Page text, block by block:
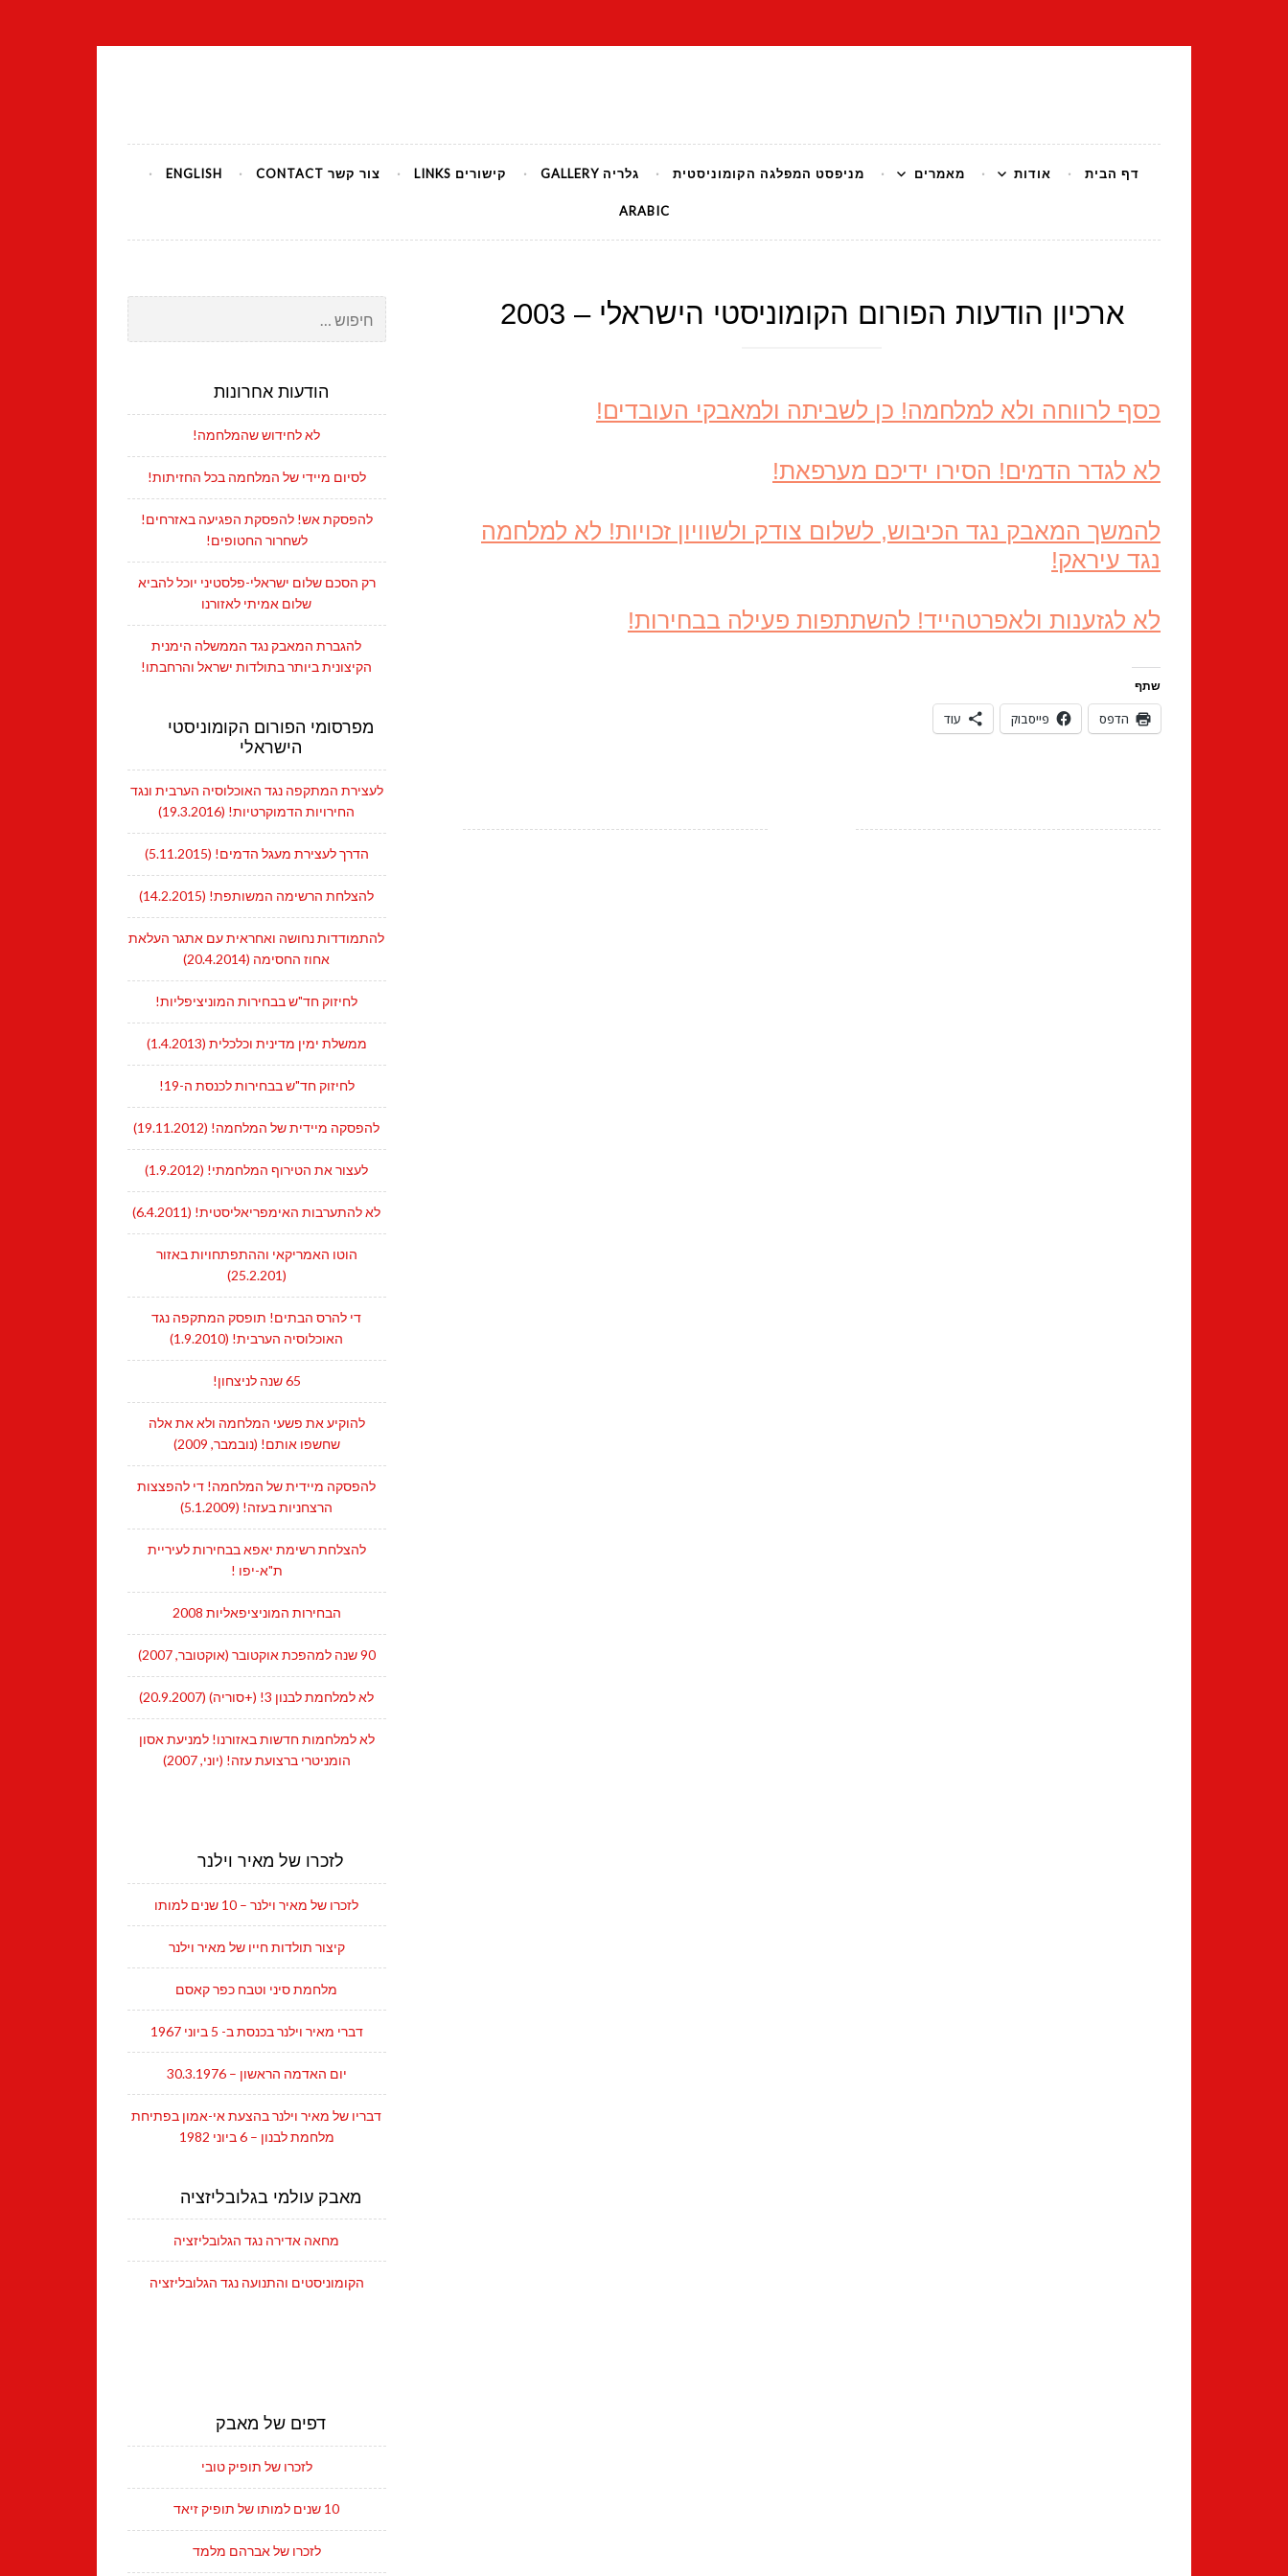
הפורום הקומוניסטי הישראלי
דף הבית אודות מאמרים מניפסט המפלגה הקומוניסטית גלריה GALLERY קישורים LINKS צור קשר CONTACT ENGLISH
ARABIC
ארכיון הודעות הפורום הקומוניסטי הישראלי – 2003
כסף לרווחה ולא למלחמה! כן לשביתה ולמאבקי העובדים!
לא לגדר הדמים! הסירו ידיכם מערפאת!
להמשך המאבק נגד הכיבוש, לשלום צודק ולשוויון זכויות! לא למלחמה
נגד עיראק!
לא לגזענות ולאפרטהייד! להשתתפות פעילה בבחירות!
שתף
הדפס פייסבוק עוד
הודעות אחרונות
לא לחידוש שהמלחמה!
לסיום מיידי של המלחמה בכל החזיתות!
להפסקת אש! להפסקת הפגיעה באזרחים!
לשחרור החטופים!
רק הסכם שלום ישראלי-פלסטיני יוכל להביא
שלום אמיתי לאזורנו
להגברת המאבק נגד הממשלה הימנית
הקיצונית ביותר בתולדות ישראל והרחבתו!
מפרסומי הפורום הקומוניסטי
הישראלי
לעצירת המתקפה נגד האוכלוסיה הערבית ונגד
החירויות הדמוקרטיות! (19.3.2016)
הדרך לעצירת מעגל הדמים! (5.11.2015)
להצלחת הרשימה המשותפת! (14.2.2015)
להתמודדות נחושה ואחראית עם אתגר העלאת
אחוז החסימה (20.4.2014)
לחיזוק חד"ש בבחירות המוניציפליות!
ממשלת ימין מדינית וכלכלית (1.4.2013)
לחיזוק חד"ש בבחירות לכנסת ה-19!
להפסקה מיידית של המלחמה! (19.11.2012)
לעצור את הטירוף המלחמתי! (1.9.2012)
לא להתערבות האימפריאליסטית! (6.4.2011)
הוטו האמריקאי וההתפתחויות באזור
(25.2.201)
די להרס הבתים! תופסק המתקפה נגד
האוכלוסיה הערבית! (1.9.2010)
65 שנה לניצחון!
להוקיע את פשעי המלחמה ולא את אלה
שחשפו אותם! (נובמבר, 2009)
להפסקה מיידית של המלחמה! די להפצצות
הרצחניות בעזה! (5.1.2009)
להצלחת רשימת יאפא בבחירות לעיריית
ת"א-יפו !
הבחירות המוניציפאליות 2008
90 שנה למהפכת אוקטובר (אוקטובר, 2007)
לא למלחמת לבנון 3! (+סוריה) (20.9.2007)
לא למלחמות חדשות באזורנו! למניעת אסון
הומניטרי ברצועת עזה! (יוני, 2007)
לזכרו של מאיר וילנר
לזכרו של מאיר וילנר – 10 שנים למותו
קיצור תולדות חייו של מאיר וילנר
מלחמת סיני וטבח כפר קאסם
דברי מאיר וילנר בכנסת ב- 5 ביוני 1967
יום האדמה הראשון – 30.3.1976
דבריו של מאיר וילנר בהצעת אי-אמון בפתיחת
מלחמת לבנון – 6 ביוני 1982
מאבק עולמי בגלובליזציה
מחאה אדירה נגד הגלובליזציה
הקומוניסטים והתנועה נגד הגלובליזציה
דפים של מאבק
לזכרו של תופיק טובי
10 שנים למותו של תופיק זיאד
לזכרו של אברהם מלמד